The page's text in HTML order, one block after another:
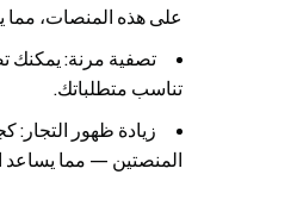
على هذه المنصات، مما
تصفية مرنة
تناسب متطلباتك.
زيادة ظهور التجار
المنصتين — مما